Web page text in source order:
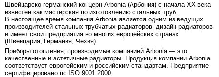
Швейцарско-германский концерн Arbonia (Арбония) с начала XX века
известен как мастерская по изготовлению стальных труб.
В настоящее время компания Arbonia является одним из ведущих
производителей стальных трубчатых радиаторов, дизайн-радиаторов
и имеет свои предприятия во многих европейских странах
(Швейцария, Германия, Чехия).
Приборы отопления, производимые компанией Arbonia — это
качественные и эстетичные радиаторы. Продукция компании Arbonia
соответствует европейским и российским стандартам. Предприятие
сертифицировано по ISO 9001:2000.